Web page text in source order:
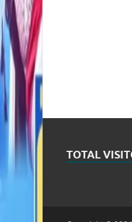
TOTAL